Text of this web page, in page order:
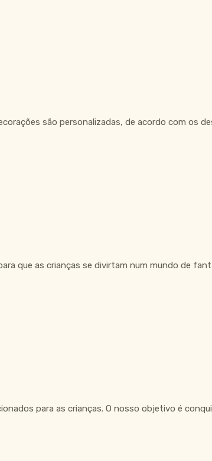
são personalizadas, de acordo com os
que as crianças se divirtam num mundo de
para as crianças. O nosso objetivo é